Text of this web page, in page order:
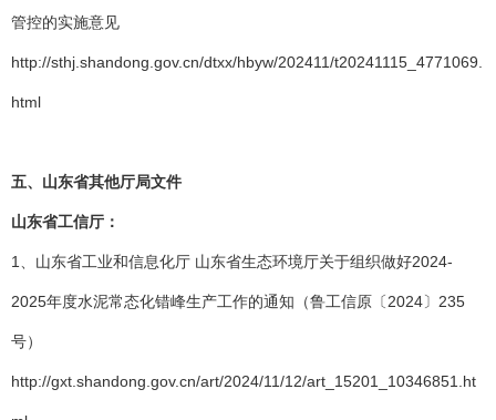
管控的实施意见
http://sthj.shandong.gov.cn/dtxx/hbyw/202411/t20241115_4771069.
html
五、 山东省其他厅局文件
山东省工信厅：
1、山东省工业和信息化厅 山东省生态环境厅关于组织做好2024-
2025年度水泥常态化错峰生产工作的通知（鲁工信原〔2024〕235
号）
http://gxt.shandong.gov.cn/art/2024/11/12/art_15201_10346851.ht